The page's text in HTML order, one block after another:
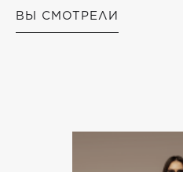
ВЫ СМОТРЕЛИ